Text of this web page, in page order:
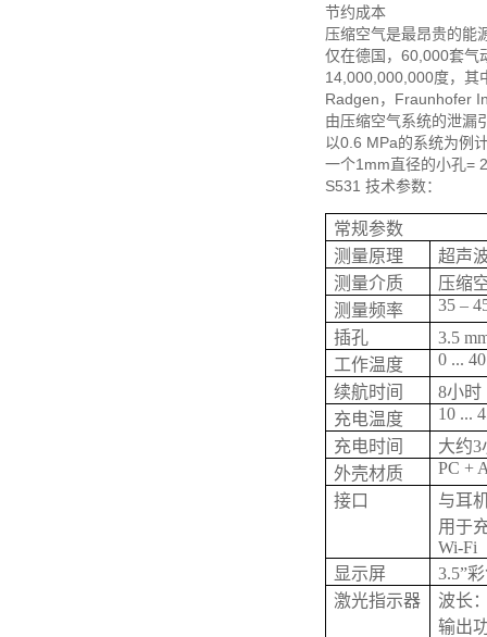
节约成本
压缩空气是最昂贵的能
仅在德国，60,000套气
14,000,000,000度，其
Radgen，Fraunhofer
由压缩空气系统的泄漏
以0.6 MPa的系统为例
一个1mm直径的小孔=
S531 技术参数：
常规参数
测量原理
超声
测量介质
压缩
测量频率
35 –
插孔
3.5
工作温度
0 ...
续航时间
8小时
充电温度
10 ...
充电时间
大约3
外壳材质
PC +
接口
与耳
用于
Wi-Fi
显示屏
3.5”
激光指示器
波长
输出